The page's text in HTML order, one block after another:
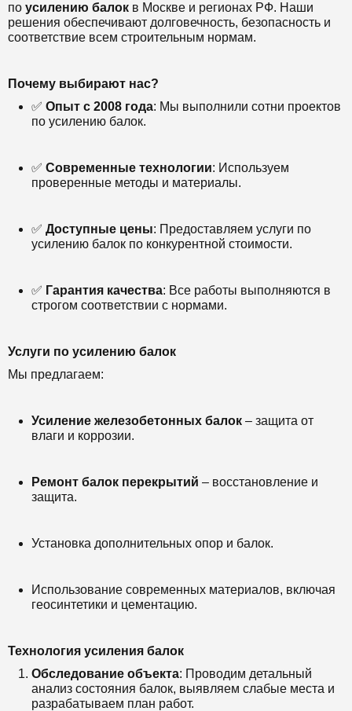
по усилению балок в Москве и регионах РФ. Наши
решения обеспечивают долговечность, безопасность и
соответствие всем строительным нормам.
Почему выбирают нас?
✅ Опыт с 2008 года: Мы выполнили сотни проектов
по усилению балок.
✅ Современные технологии: Используем
проверенные методы и материалы.
✅ Доступные цены: Предоставляем услуги по
усилению балок по конкурентной стоимости.
✅ Гарантия качества: Все работы выполняются в
строгом соответствии с нормами.
Услуги по усилению балок
Мы предлагаем:
Усиление железобетонных балок – защита от
влаги и коррозии.
Ремонт балок перекрытий – восстановление и
защита.
Установка дополнительных опор и балок.
Использование современных материалов, включая
геосинтетики и цементацию.
Технология усиления балок
Обследование объекта: Проводим детальный
анализ состояния балок, выявляем слабые места и
разрабатываем план работ.